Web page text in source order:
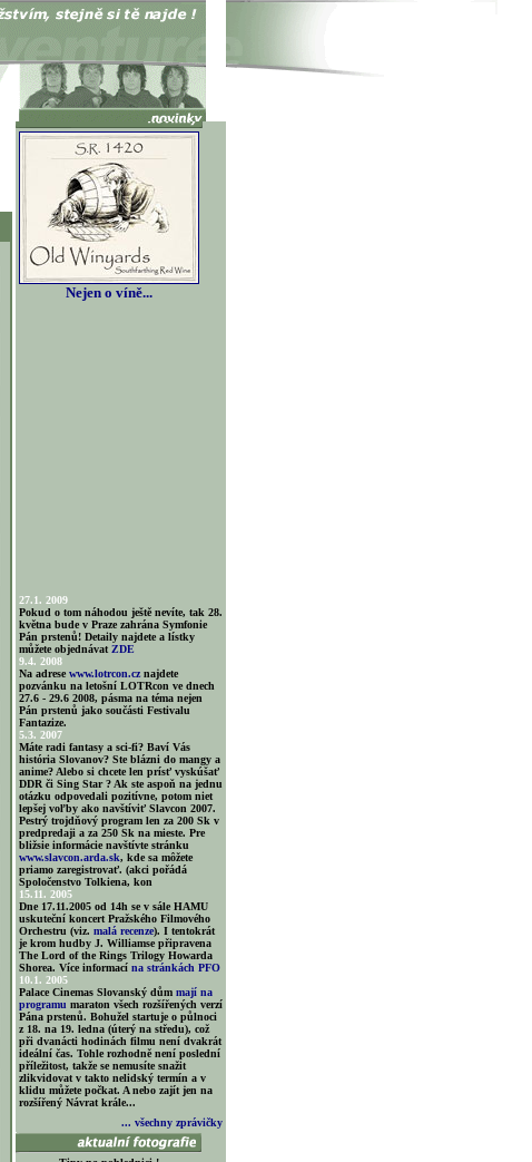
Nejen o víně...
27.1. 2009
Pokud o tom náhodou ještě nevíte, tak 28.
května bude v Praze zahrána Symfonie
Pán prstenů! Detaily najdete a lístky
můžete objednávat ZDE
9.4. 2008
Na adrese www.lotrcon.cznajdete
pozvánku na letošní LOTRcon ve dnech
27.6 - 29.6 2008, pásma na téma nejen
Pán prstenů jako součásti Festivalu
Fantazize.
5.3. 2007
Máte radi fantasy a sci-fi? Baví Vás
história Slovanov? Ste blázni do mangy a
anime? Alebo si chcete len prísť vyskúšať
DDR či Sing Star ? Ak ste aspoň na jednu
otázku odpovedali pozitívne, potom niet
lepšej voľby ako navštíviť Slavcon 2007.
Pestrý trojdňový program len za 200 Sk v
predpredaji a za 250 Sk na mieste. Pre
bližsie informácie navštívte stránku
www.slavcon.arda.sk, kde sa môžete
priamo zaregistrovať. (akci pořádá
Spoločenstvo Tolkiena, kon
15.11. 2005
Dne 17.11.2005 od 14h se v sále HAMU
uskuteční koncert Pražského Filmového
Orchestru (viz. malá recenze). I tentokrát
je krom hudby J. Williamse připravena
The Lord of the Rings Trilogy Howarda
Shorea. Více informací na stránkách PFO
10.1. 2005
Palace Cinemas Slovanský dům mají na
programu maraton všech rozšířených verzí
Pána prstenů. Bohužel startuje o půlnoci
z 18. na 19. ledna (úterý na středu), což
při dvanácti hodinách filmu není dvakrát
ideální čas. Tohle rozhodně není poslední
příležitost, takže se nemusíte snažit
zlikvidovat v takto nelidský termín a v
klidu můžete počkat. A nebo zajít jen na
rozšířený Návrat krále...
... všechny zprávičky